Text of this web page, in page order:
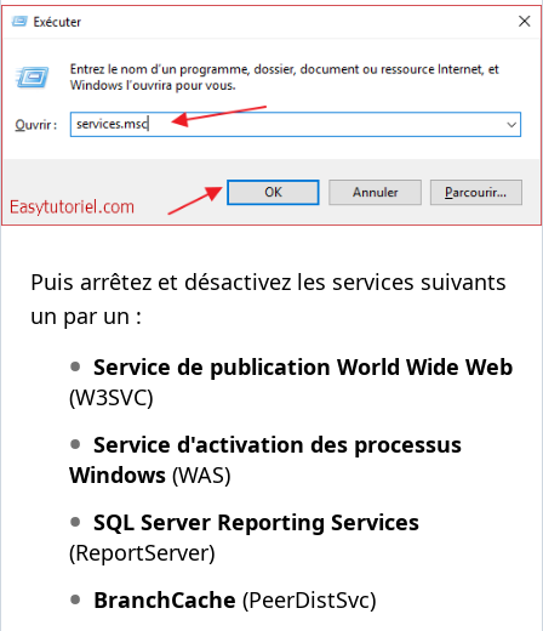
Puis arrêtez et désactivez les services suivants
un par un :
Service de publication World Wide Web
(W3SVC)
Service d'activation des processus
Windows (WAS)
SQL Server Reporting Services
(ReportServer)
BranchCache (PeerDistSvc)